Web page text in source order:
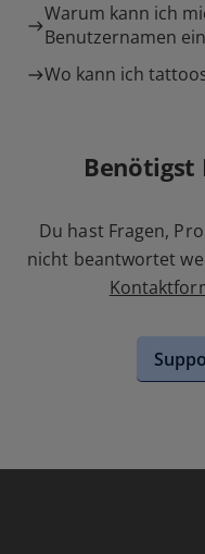
Warum kann ich
Benutzernamen
Wo kann ich
Benötigst
Du hast Fragen,
nicht beantwortet